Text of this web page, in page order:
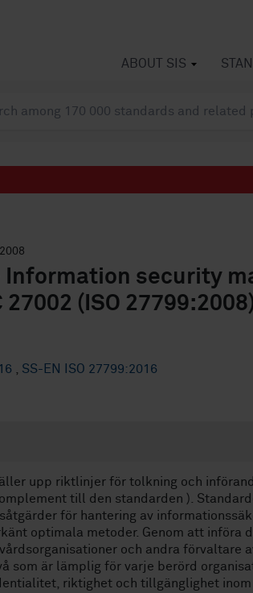
ABOUT SIS
security
(ISO 27799:2008)
SS-EN ISO 27799:2016
upp riktlinjer för tolkning och
till den standarden ).
för hantering av
optimala metoder. Genom att införa
och andra förvaltare
som är lämplig för varje berörd
riktighet och tillgänglighet inom